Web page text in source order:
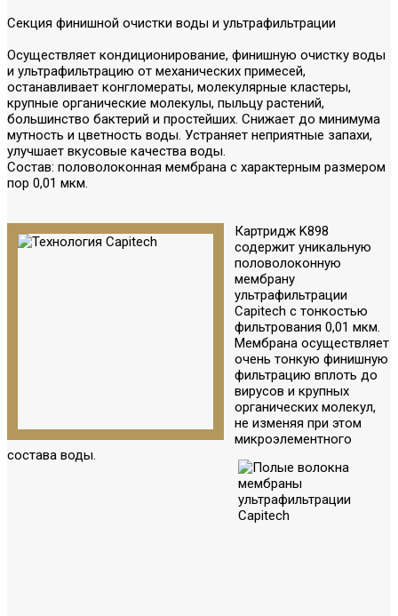
Секция финишной очистки воды и ультрафильтрации
Осуществляет кондиционирование, финишную очистку воды
и ультрафильтрацию от механических примесей,
останавливает конгломераты, молекулярные кластеры,
крупные органические молекулы, пыльцу растений,
большинство бактерий и простейших. Снижает до минимума
мутность и цветность воды. Устраняет неприятные запахи,
улучшает вкусовые качества воды.
Состав: половолоконная мембрана с характерным размером
пор 0,01 мкм.
Картридж K898
содержит уникальную
половолоконную
мембрану
ультрафильтрации
Capitech с тонкостью
фильтрования 0,01 мкм.
Мембрана осуществляет
очень тонкую финишную
фильтрацию вплоть до
вирусов и крупных
органических молекул,
не изменяя при этом
микроэлементного
состава воды.